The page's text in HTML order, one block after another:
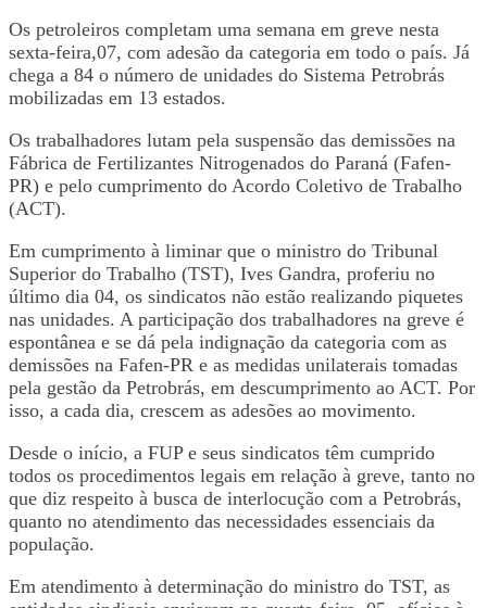
Os petroleiros completam uma semana em greve nesta
sexta-feira,07, com adesão da categoria em todo o país. Já
chega a 84 o número de unidades do Sistema Petrobrás
mobilizadas em 13 estados.
Os trabalhadores lutam pela suspensão das demissões na
Fábrica de Fertilizantes Nitrogenados do Paraná (Fafen-
PR) e pelo cumprimento do Acordo Coletivo de Trabalho
(ACT).
Em cumprimento à liminar que o ministro do Tribunal
Superior do Trabalho (TST), Ives Gandra, proferiu no
último dia 04, os sindicatos não estão realizando piquetes
nas unidades. A participação dos trabalhadores na greve é
espontânea e se dá pela indignação da categoria com as
demissões na Fafen-PR e as medidas unilaterais tomadas
pela gestão da Petrobrás, em descumprimento ao ACT. Por
isso, a cada dia, crescem as adesões ao movimento.
Desde o início, a FUP e seus sindicatos têm cumprido
todos os procedimentos legais em relação à greve, tanto no
que diz respeito à busca de interlocução com a Petrobrás,
quanto no atendimento das necessidades essenciais da
população.
Em atendimento à determinação do ministro do TST, as